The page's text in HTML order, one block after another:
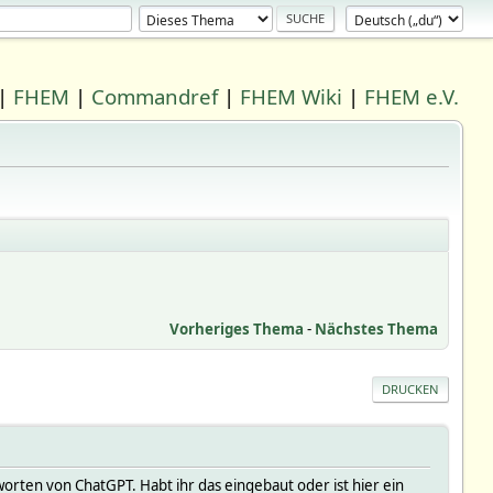
FHEM | Commandref| FHEM Wiki | FHEM e.V.
Vorheriges Thema - Nächstes Thema
DRUCKEN
von ChatGPT. Habt ihr das eingebaut oder ist hier ein